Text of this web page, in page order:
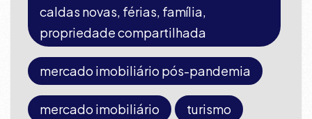
caldas novas, férias, família,
propriedade compartilhada
mercado imobiliário pós-pandemia
mercado imobiliário turismo